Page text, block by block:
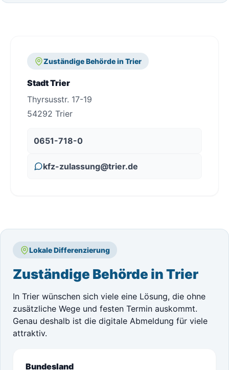
Zuständige Behörde in Trier
Stadt Trier
Thyrsusstr. 17-19
54292 Trier
0651-718-0
kfz-zulassung@trier.de
Lokale Differenzierung
Zuständige Behörde in Trier
In Trier wünschen sich viele eine Lösung, die ohne
zusätzliche Wege und festen Termin auskommt.
Genau deshalb ist die digitale Abmeldung für viele
attraktiv.
Bundesland